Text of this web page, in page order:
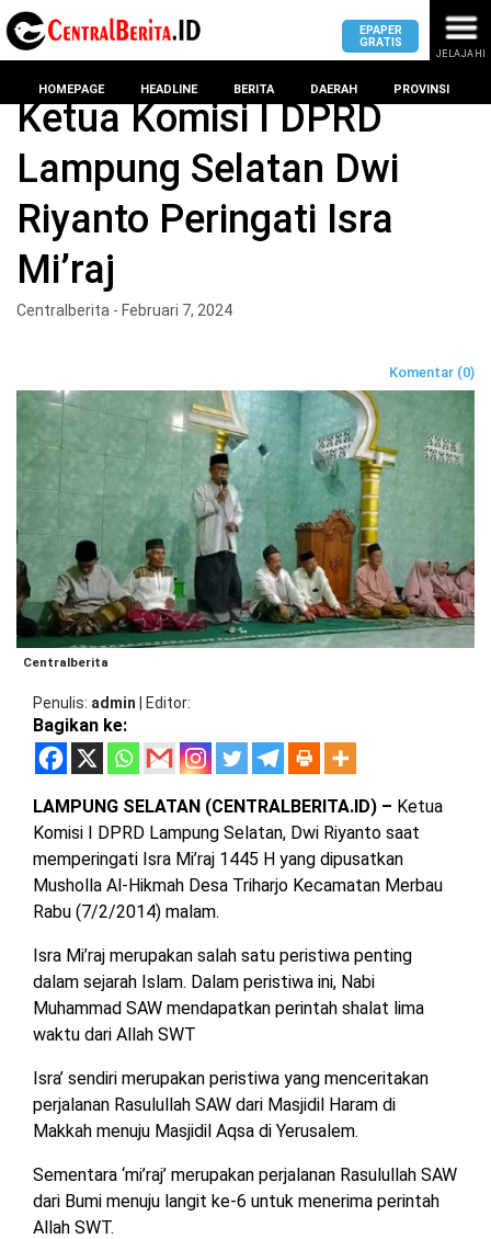
MASUK
DAERAH
KOTA
METRO
PESAWARAN
PRINGSEWU
LAMPUNG
SELATAN
LAMPUNG
TENGAH
LAMPUNG
BARAT
LAMPUNG
TIMUR
LAMPUNG
UTARA
MESUJI
BARAT
TULANG
TULANG
BAWANG
DPRD
KOTA
BANDAR
LAMPUNG
DPRD
PESAWARAN
DPRD
TANGGAMUS
DPRD
PRINGSEWU
DPRD
LAMSEL
DPRD
LAMTENG
DPRD
LAMBAR
DPRD
DPRD
LAMPUNG
DPRD
MESUJI
PROVINSI
LAMPUNG
BANTEN
BARAT
JAKARTA
EPAPER
GRATIS
JELAJAHI
HOMEPAGE HEADLINE BERITA DAERAH PROVINSI
Ketua Komisi I DPRD
Lampung Selatan Dwi
Riyanto Peringati Isra
Mi’raj
Centralberita - Februari 7, 2024
Komentar (0)
Centralberita
Penulis admin | Editor
Bagikan ke:
LAMPUNG SELATAN (CENTRALBERITA.ID) – Ketua
Komisi I DPRD Lampung Selatan, Dwi Riyanto saat
memperingati Isra Mi’raj 1445 H yang dipusatkan
Musholla Al-Hikmah Desa Triharjo Kecamatan Merbau
Rabu (7/2/2014) malam.
Isra Mi’raj merupakan salah satu peristiwa penting
dalam sejarah Islam. Dalam peristiwa ini, Nabi
Muhammad SAW mendapatkan perintah shalat lima
waktu dari Allah SWT
Isra’ sendiri merupakan peristiwa yang menceritakan
perjalanan Rasulullah SAW dari Masjidil Haram di
Makkah menuju Masjidil Aqsa di Yerusalem.
Sementara ‘mi’raj’ merupakan perjalanan Rasulullah SAW
dari Bumi menuju langit ke-6 untuk menerima perintah
Allah SWT.